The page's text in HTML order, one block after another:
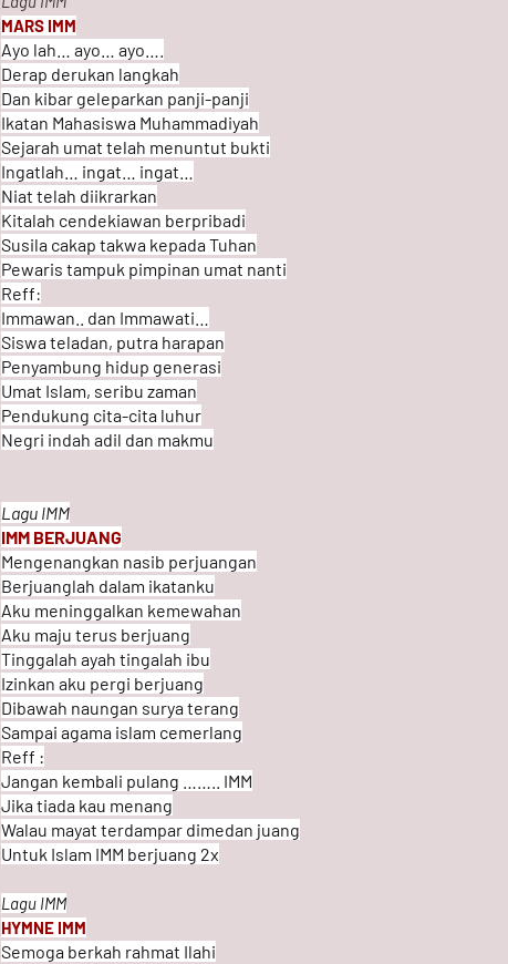
MARS IMM
Ayo lah… ayo… ayo….
Derap derukan langkah
Dan kibar geleparkan panji-panji
Ikatan Mahasiswa Muhammadiyah
Sejarah umat telah menuntut bukti
Ingatlah… ingat… ingat…
Niat telah diikrarkan
Kitalah cendekiawan berpribadi
Susila cakap takwa kepada Tuhan
Pewaris tampuk pimpinan umat nanti
Reff:
Immawan.. dan Immawati…
Siswa teladan, putra harapan
Penyambung hidup generasi
Umat Islam, seribu zaman
Pendukung cita-cita luhur
Negri indah adil dan makmu
Lagu IMM
IMM BERJUANG
Mengenangkan nasib perjuangan
Berjuanglah dalam ikatanku
Aku meninggalkan kemewahan
Aku maju terus berjuang
Tinggalah ayah tingalah ibu
Izinkan aku pergi berjuang
Dibawah naungan surya terang
Sampai agama islam cemerlang
Reff :
Jangan kembali pulang …….. IMM
Jika tiada kau menang
Walau mayat terdampar dimedan juang
Untuk Islam IMM berjuang 2x
Lagu IMM
HYMNE IMM
Semoga berkah rahmat Ilahi